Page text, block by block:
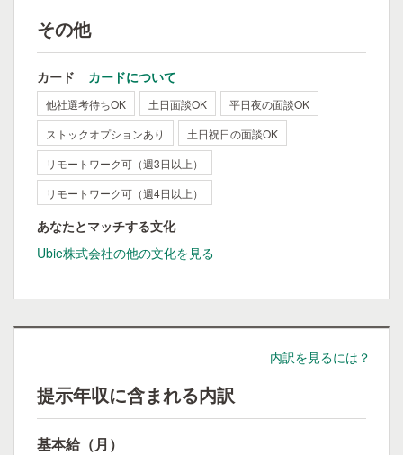
その他
カード カードについて
他社選考待ちOK 土日面談OK
平日夜の面談OK
ストックオプションあり
土日祝日の面談OK
リモートワーク可（週3日以上）
リモートワーク可（週4日以上）
あなたとマッチする文化
Ubie株式会社の他の文化を見る
内訳を見るには？
提示年収に含まれる内訳
基本給（月）